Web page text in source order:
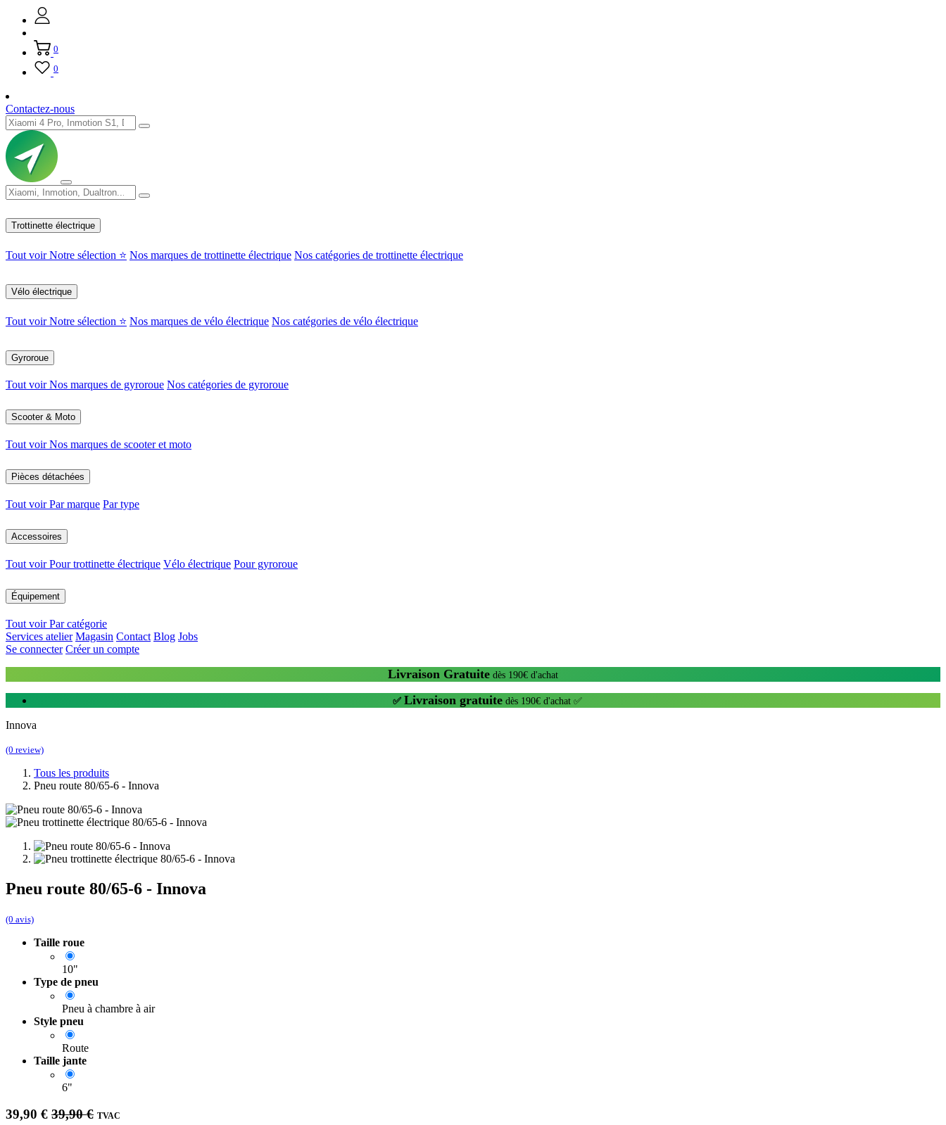
0
0
Contactez-nous
Trottinette électrique
Tout voirNotre sélection ⭐ Nos marques de trottinette électrique Nos catégories de trottinette électrique
Vélo électrique
Tout voirNotre sélection ⭐ Nos marques de vélo électrique Nos catégories de vélo électrique
Gyroroue
Tout voirNos marques de gyroroue Nos catégories de gyroroue
Scooter & Moto
Tout voirNos marques de scooter et moto
Pièces détachées
Tout voirPar marque Par type
Accessoires
Tout voirPour trottinette électrique Vélo électrique Pour gyroroue
Équipement
Tout voirPar catégorie
Services atelier Magasin Contact Blog Jobs
Se connecter Créer un compte
Livraison Gratuite dès 190€ d'achat
✅ Livraison gratuite dès 190€ d'achat ✅
Innova
(0 review)
Tous les produits
Pneu route 80/65-6 - Innova
Pneu route 80/65-6 - Innova
(0 avis)
Taille roue
10"
Type de pneu
Pneu à chambre à air
Style pneu
Route
Taille jante
6"
39,90 € 39,90€ TVAC